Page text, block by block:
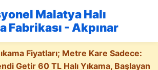
Malatya Halı
Fabrikası - Akpınar
Fiyatları; Metre Kare Sadece:
Getir 60 TL Halı Yıkama, Başlayan